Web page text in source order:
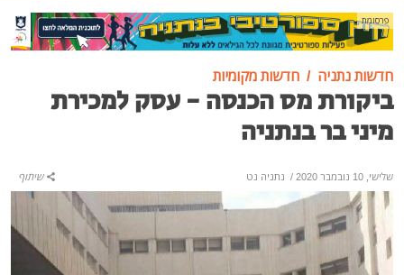
פרסומת
חדשות נתניה חדשות מקומיות
ביקורת מס הכנסה - עסק למכירת
מיני בר בנתניה
שלישי, 10 נובמבר 2020 / נתניה נט שיתוף